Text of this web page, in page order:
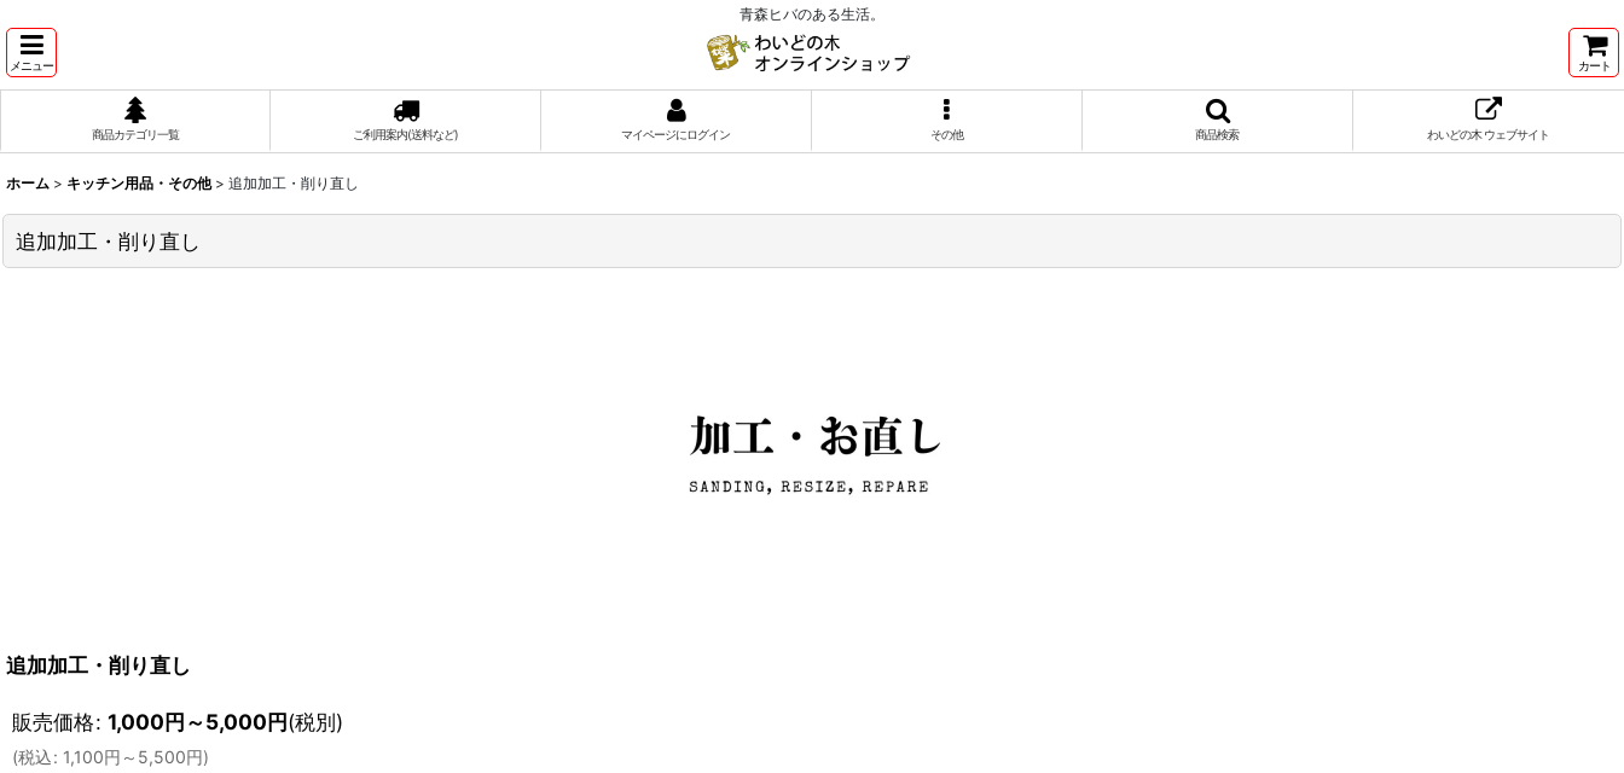
青森ヒバのある生活。
メニュー カート
商品カテゴリ一覧 ご利用案内(送料など) マイページにログイン その他 商品検索 わいどの木 ウェブサイト
ホーム > キッチン用品・その他 > 追加加工・削り直し
追加加工・削り直し
追加加工・削り直し
販売価格: 1,000円～5,000円(税別)
(税込: 1,100円 ～5,500円)